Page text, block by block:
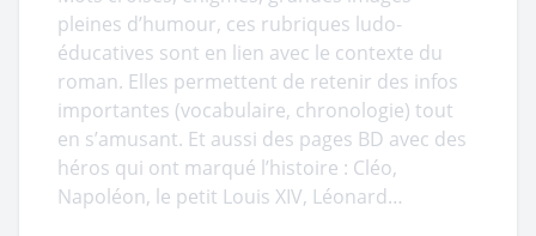
pleines d’humour, ces rubriques ludo-
éducatives sont en lien avec le contexte du
roman. Elles permettent de retenir des infos
importantes (vocabulaire, chronologie) tout
en s’amusant. Et aussi des pages BD avec des
héros qui ont marqué l’histoire : Cléo,
Napoléon, le petit Louis XIV, Léonard…